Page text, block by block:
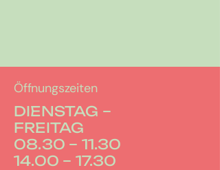
Öffnungszeiten
DIENSTAG –
FREITAG
08.30 – 11.30
14.00 – 17.30